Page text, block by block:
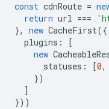
const cdnRoute =
return url ===
},
new CacheFirst({
plugins :
[
new
statuses : [0,
})
]
}))